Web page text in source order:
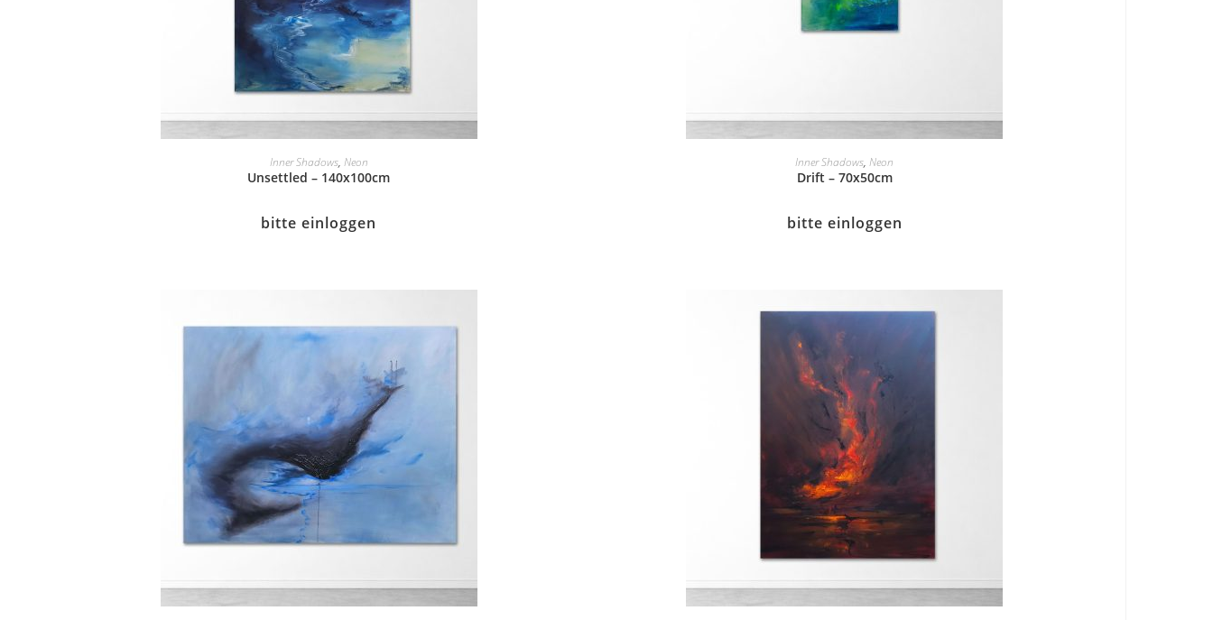
Inner Shadows, Neon
Unsettled – 140x100cm
bitte einloggen
Inner Shadows,Neon
Drift – 70x50cm
bitte einloggen